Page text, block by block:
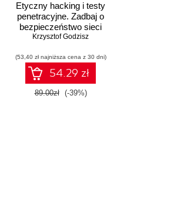
Etyczny hacking i testy
penetracyjne. Zadbaj o
bezpieczeństwo sieci
LAN i WLAN
Krzysztof Godzisz
(53,40 zł najniższa cena z 30 dni)
54.29 zł
89.00zł (-39%)